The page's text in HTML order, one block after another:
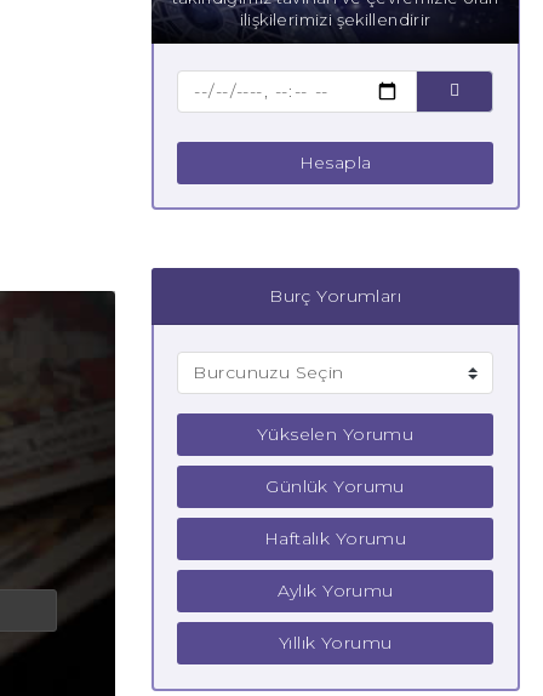
ilişkilerimizi şekillendirir
Hesapla
Burç Yorumları
Yükselen Yorumu
Günlük Yorumu
Haftalık Yorumu
Aylık Yorumu
Yıllık Yorumu